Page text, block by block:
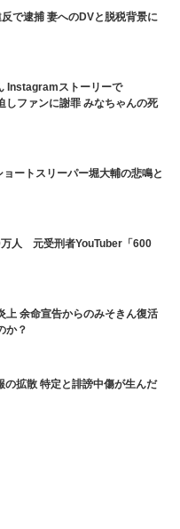
で逮捕 妻へのDVと脱税背景に
Instagramストーリーで
しファンに謝罪 みなちゃんの死
ートスリーパー堀大輔の悲鳴と
人 元受刑者YouTuber「600
上 余命宣告からのみそきん復活
か？
の拡散 特定と誹謗中傷が生んだ